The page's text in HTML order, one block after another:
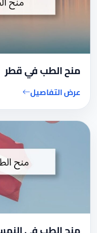
منح الطب في قطر
عرض التفاصيل